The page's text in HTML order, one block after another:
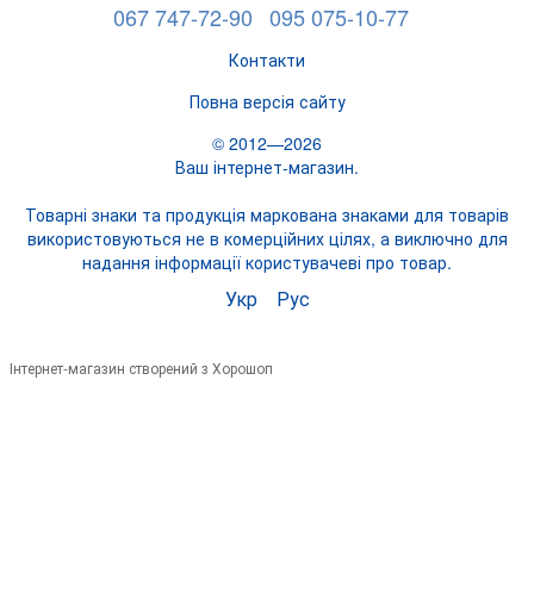
067 747-72-90 095 075-10-77
Контакти
Повна версія сайту
© 2012—2026
Ваш інтернет-магазин.
Товарні знаки та продукція маркована знаками для товарів
використовуються не в комерційних цілях, а виключно для
надання інформації користувачеві про товар.
Укр Рус
Інтернет-магазин створений з Хорошоп